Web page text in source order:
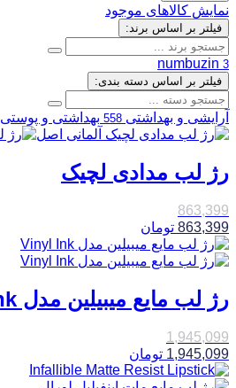
نمایش کالاهای موجود
فیلتر بر اساس برند:
numbuzin 3
فیلتر بر اساس دسته بندی:
آرایشی و بهداشتی 558 بهداشتی و پوستی
رژ لب مدادی لچیک
863,399
863,399 تومان
رژ لب مایع میبیلین مدل Vinyl Ink
1,945,099
1,945,099 تومان